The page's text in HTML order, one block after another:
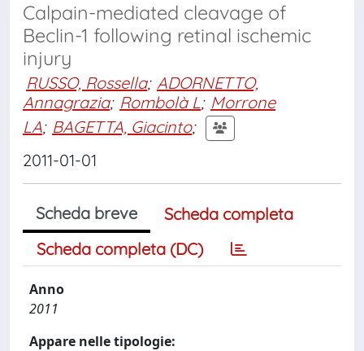
Calpain-mediated cleavage of
Beclin-1 following retinal ischemic
injury
RUSSO, Rossella; ADORNETTO,
Annagrazia; Rombolà L; Morrone
LA; BAGETTA, Giacinto;
2011-01-01
Scheda breve
Scheda completa
Scheda completa (DC)
Anno
2011
Appare nelle tipologie: